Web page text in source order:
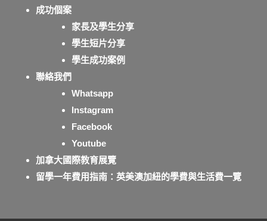
成功個案
家長及學生分享
學生短片分享
學生成功案例
聯絡我們
Whatsapp
Instagram
Facebook
Youtube
加拿大國際教育展覽
留學一年費用指南：英美澳加紐的學費與生活費一覽